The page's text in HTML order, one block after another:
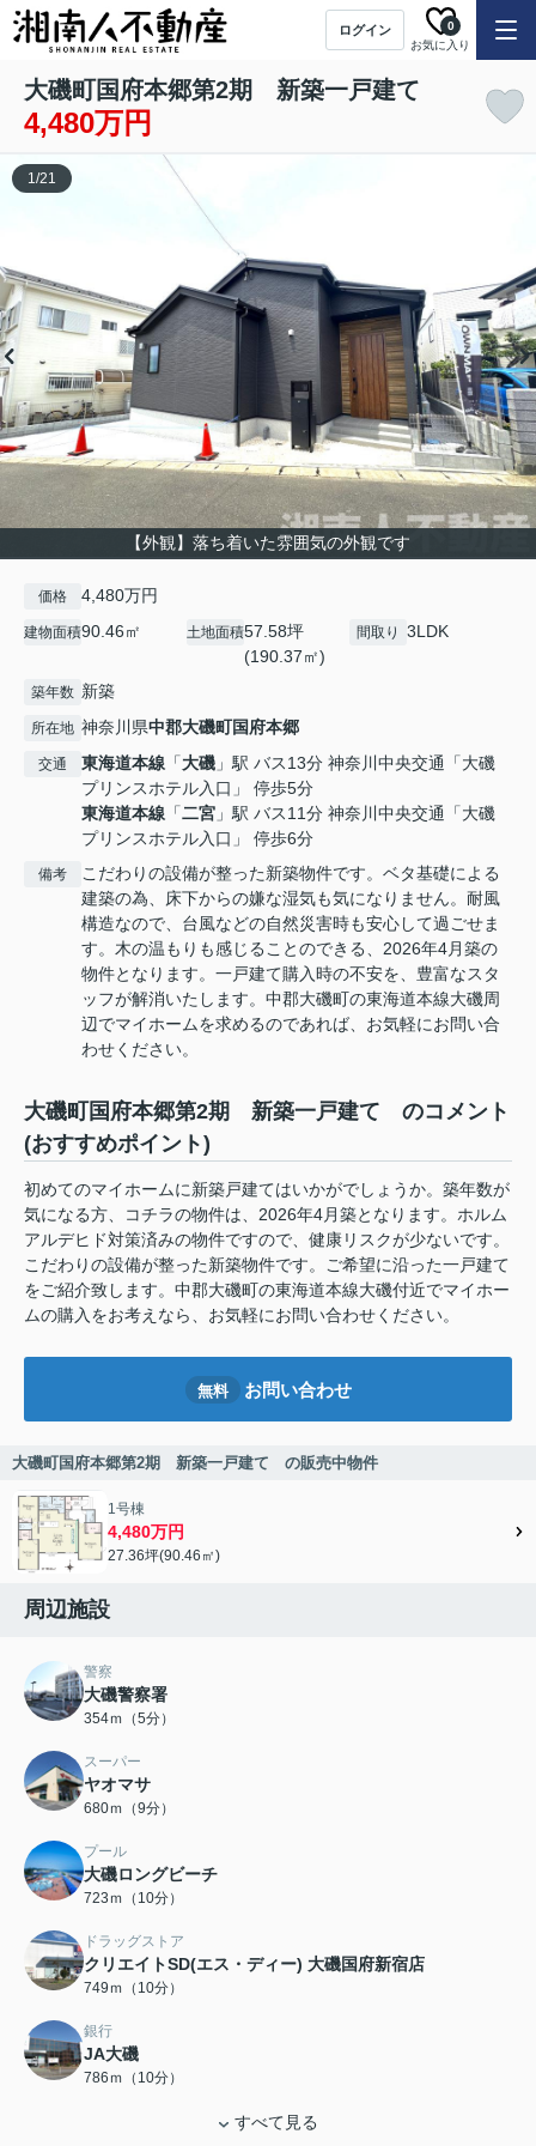
ログイン
お気に入り
0
大磯町国府本郷第2期 新築一戸建て
4,480万円
【外観】落ち着いた雰囲気の外観です
1/21
価格 4,480万円
建物面積90.46㎡ 土地面積57.58坪
(190.37㎡)
間取り 3LDK
築年数 新築
所在地 神奈川県中郡大磯町国府本郷
交通 東海道本線 「大磯 」駅 バス13分 神奈川中央交通「大磯
プリンスホテル入口」 停歩5分
東海道本線 「二宮 」駅 バス11分 神奈川中央交通「大磯
プリンスホテル入口」 停歩6分
備考
こだわりの設備が整った新築物件です。ベタ基礎による
建築の為、床下からの嫌な湿気も気になりません。耐風
構造なので、台風などの自然災害時も安心して過ごせま
す。木の温もりも感じることのできる、2026年4月築の
物件となります。一戸建て購入時の不安を、豊富なスタ
ッフが解消いたします。中郡大磯町の東海道本線大磯周
辺でマイホームを求めるのであれば、お気軽にお問い合
わせください。
大磯町国府本郷第2期 新築一戸建て のコメント
(おすすめポイント)
初めてのマイホームに新築戸建てはいかがでしょうか。築年数が
気になる方、コチラの物件は、2026年4月築となります。ホルム
アルデヒド対策済みの物件ですので、健康リスクが少ないです。
こだわりの設備が整った新築物件です。ご希望に沿った一戸建て
をご紹介致します。中郡大磯町の東海道本線大磯付近でマイホー
ムの購入をお考えなら、お気軽にお問い合わせください。
無料 お問い合わせ
大磯町国府本郷第2期 新築一戸建て の販売中物件
1号棟
4,480万円
27.36坪(90.46㎡)
周辺施設
警察
大磯警察署
354ｍ（5分）
スーパー
ヤオマサ
680ｍ（9分）
プール
大磯ロングビーチ
723ｍ（10分）
ドラッグストア
クリエイトSD(エス・ディー) 大磯国府新宿店
749ｍ（10分）
銀行
JA大磯
786ｍ（10分）
すべて見る